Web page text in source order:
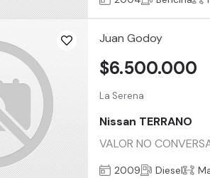
Juan Godoy
La Serena
Nissan TERRANO
VALOR NO
$6.500.000
2009 Diesel